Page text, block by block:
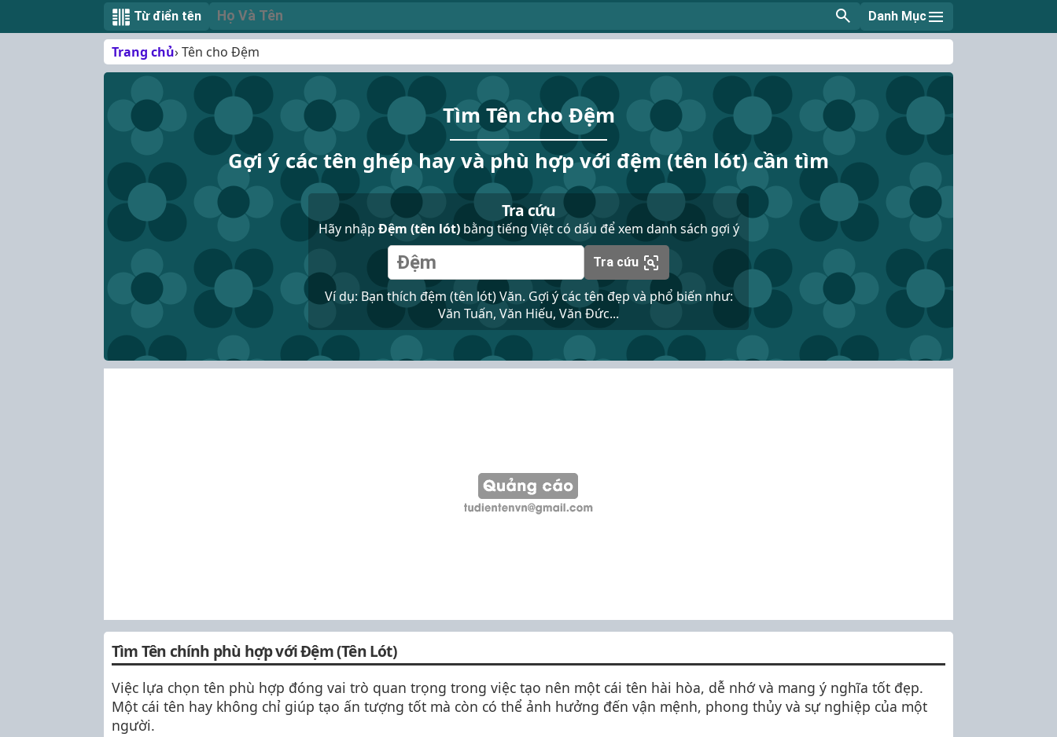
Từ điển tên Danh Mục
Trang chủ Tên cho Đệm
Tìm Tên cho Đệm
Gợi ý các tên ghép hay và phù hợp với đệm (tên lót) cần tìm
Tra cứu
Hãy nhập Đệm (tên lót)bằng tiếng Việt có dấu để xem danh sách gợi ý
Tra cứu
Ví dụ: Bạn thích đệm (tên lót) Văn. Gợi ý các tên đẹp và phổ biến như:
Văn Tuấn, Văn Hiếu, Văn Đức...
Tìm Tên chính phù hợp với Đệm (Tên Lót)
Việc lựa chọn tên phù hợp đóng vai trò quan trọng trong việc tạo nên một cái tên hài hòa, dễ nhớ và mang ý nghĩa tốt đẹp.
Một cái tên hay không chỉ giúp tạo ấn tượng tốt mà còn có thể ảnh hưởng đến vận mệnh, phong thủy và sự nghiệp của một
người.